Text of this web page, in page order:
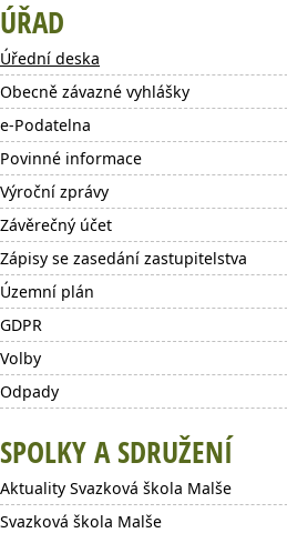
ÚŘAD
Úřední deska
Obecně závazné vyhlášky
e-Podatelna
Povinné informace
Výroční zprávy
Závěrečný účet
Zápisy se zasedání zastupitelstva
Územní plán
GDPR
Volby
Odpady
SPOLKY A SDRUŽENÍ
Aktuality Svazková škola Malše
Svazková škola Malše